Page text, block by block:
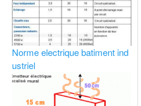
Norme electrique batiment ind
ustriel